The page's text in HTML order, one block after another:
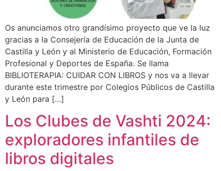
Os anunciamos otro grandísimo proyecto que ve la luz
gracias a la Consejería de Educación de la Junta de
Castilla y León y al Ministerio de Educación, Formación
Profesional y Deportes de España. Se llama
BIBLIOTERAPIA: CUIDAR CON LIBROS y nos va a llevar
durante este trimestre por Colegios Públicos de Castilla
y León para […]
Los Clubes de Vashti 2024:
exploradores infantiles de
libros digitales